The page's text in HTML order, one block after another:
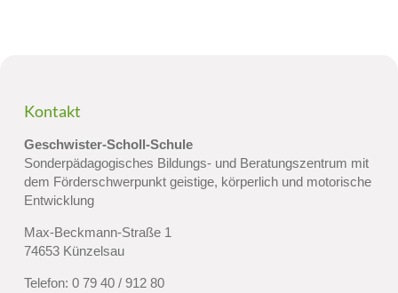
Kontakt
Geschwister-Scholl-Schule
Sonderpädagogisches Bildungs- und Beratungszentrum mit
dem Förderschwerpunkt geistige, körperlich und motorische
Entwicklung
Max-Beckmann-Straße 1
74653 Künzelsau
Telefon: 0 79 40 / 912 80